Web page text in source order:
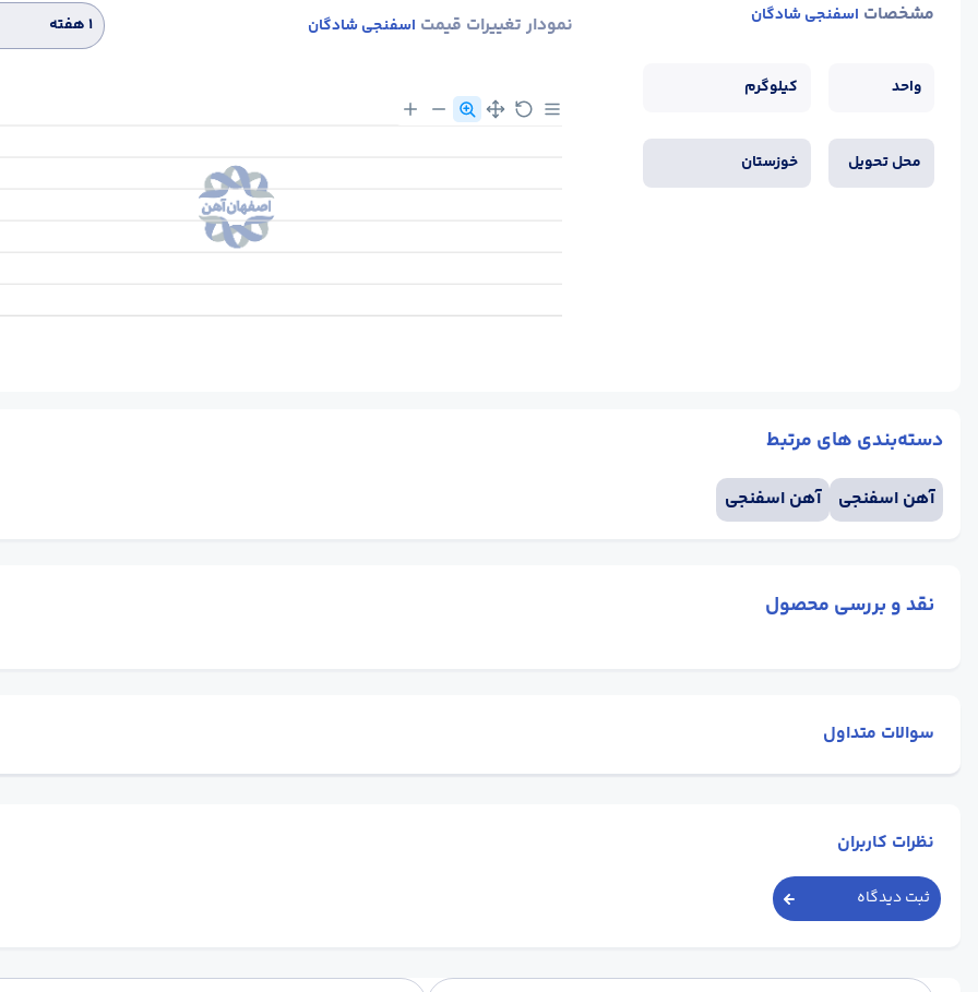
مشخصات اسفنجی شادگان
واحد کیلوگرم
محل تحویل خوزستان
نمودار تغییرات قیمت اسفنجی شادگان ۱ هفته
دسته‌بندی های مرتبط
آهن اسفنجی آهن اسفنجی
نقد و بررسی محصول
سوالات متداول
نظرات کاربران
ثبت دیدگاه